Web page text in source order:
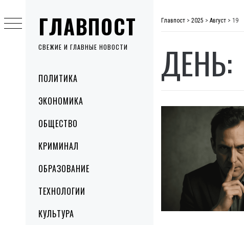
ГЛАВПОСТ
СВЕЖИЕ И ГЛАВНЫЕ НОВОСТИ
MenuПОЛИТИКА
ЭКОНОМИКА
ОБЩЕСТВО
КРИМИНАЛ
ОБРАЗОВАНИЕ
ТЕХНОЛОГИИ
КУЛЬТУРА
to
content
Главпост > 2025 > Август > 19
ДЕНЬ: